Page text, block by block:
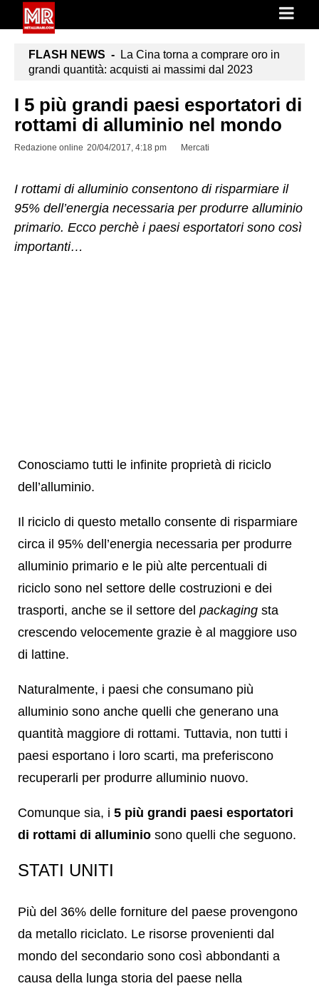
FLASH NEWS - La Cina torna a comprare oro in
grandi quantità: acquisti ai massimi dal 2023
I 5 più grandi paesi esportatori di
rottami di alluminio nel mondo
Redazione online 20/04/2017, 4:18 pm Mercati
I rottami di alluminio consentono di risparmiare il
95% dell’energia necessaria per produrre alluminio
primario. Ecco perchè i paesi esportatori sono così
importanti…
Conosciamo tutti le infinite proprietà di riciclo
dell’alluminio.
Il riciclo di questo metallo consente di risparmiare
circa il 95% dell’energia necessaria per produrre
alluminio primario e le più alte percentuali di
riciclo sono nel settore delle costruzioni e dei
trasporti, anche se il settore del packaging sta
crescendo velocemente grazie è al maggiore uso
di lattine.
Naturalmente, i paesi che consumano più
alluminio sono anche quelli che generano una
quantità maggiore di rottami. Tuttavia, non tutti i
paesi esportano i loro scarti, ma preferiscono
recuperarli per produrre alluminio nuovo.
Comunque sia, i 5 più grandi paesi esportatori
di rottami di alluminio sono quelli che seguono.
STATI UNITI
Più del 36% delle forniture del paese provengono
da metallo riciclato. Le risorse provenienti dal
mondo del secondario sono così abbondanti a
causa della lunga storia del paese nella